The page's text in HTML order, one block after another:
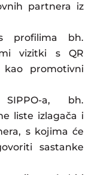
partnera iz
profilima bh.
vizitki s QR
promotivni
a, bh.
liste izlagača i
s kojima će
sastanke